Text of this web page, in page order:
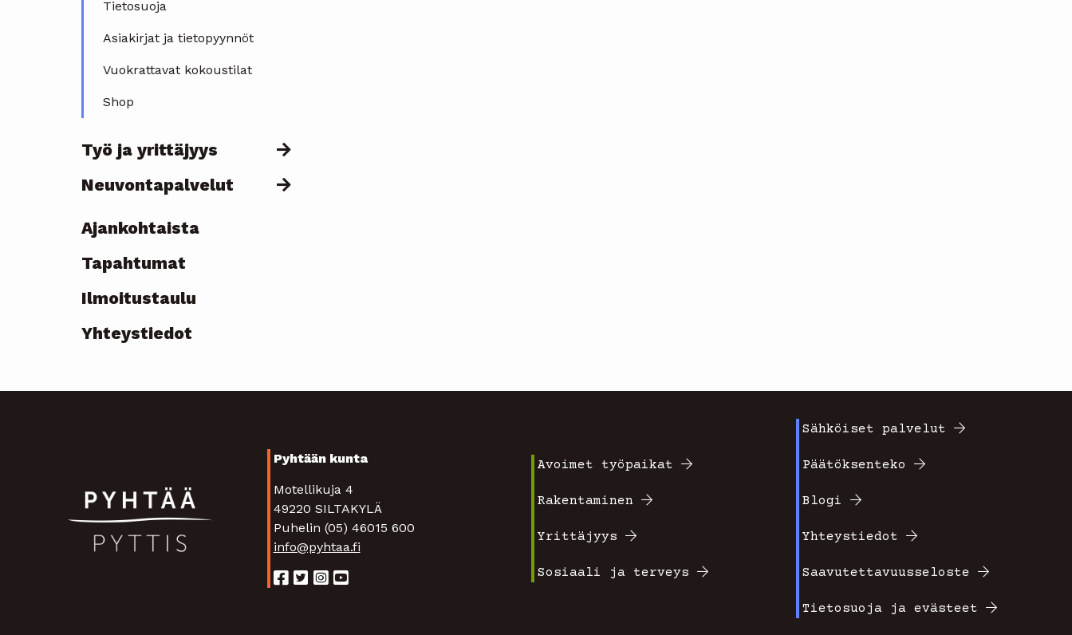
Tietosuoja
Asiakirjat ja tietopyynnöt
Vuokrattavat kokoustilat
Shop
Työ ja yrittäjyys
Neuvontapalvelut
Topmenu
-
current
Ajankohtaista
Tapahtumat
Ilmoitustaulu
Yhteystiedot
Pyhtään kunta
Motellikuja 4
49220 SILTAKYLÄ
Puhelin (05) 46015 600
info@pyhtaa.fi
Footer
valikko
1
Avoimet työpaikat
Rakentaminen
Yrittäjyys
Sosiaali ja terveys
Footer
valikko
2
Sähköiset palvelut
Päätöksenteko
Blogi
Yhteystiedot
Saavutettavuusseloste
Tietosuoja ja evästeet